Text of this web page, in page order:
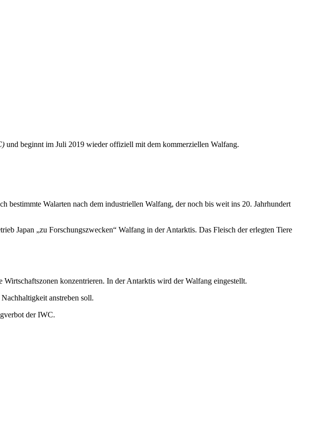
und beginnt im Juli 2019 wieder offiziell mit dem kommerziellen Walfang.
bestimmte Walarten nach dem industriellen Walfang, der noch bis weit ins 20. Jahrhundert
Japan „zu Forschungszwecken“ Walfang in der Antarktis. Das Fleisch der erlegten Tiere
konzentrieren. In der Antarktis wird der Walfang eingestellt.
anstreben soll.
der IWC.